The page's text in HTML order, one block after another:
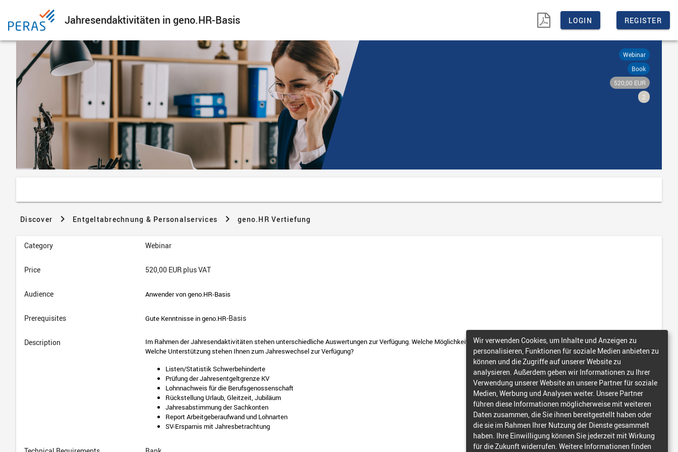
Jahresendaktivitäten in geno.HR-Basis  LOGIN REGISTER
Webinar
Book
520,00 EUR
2
Discover Entgeltabrechnung & Personalservices geno.HR Vertiefung
Category Webinar
Price 520,00 EUR plus VAT
Audience Anwender von geno.HR-Basis
Prerequisites Gute Kenntnisse in geno.HR-Basis
Description
Im Rahmen der Jahresendaktivitäten stehen unterschiedliche Auswertungen zur Verfügung. Welche Möglichkeiten bestehen für die Auswertung von Kosten oder Lohnarten?
Welche Unterstützung stehen Ihnen zum Jahreswechsel zur Verfügung?
Listen/Statistik Schwerbehinderte
Prüfung der Jahresentgeltgrenze KV
Lohnnachweis für die Berufsgenossenschaft
Rückstellung Urlaub, Gleitzeit, Jubiläum
Jahresabstimmung der Sachkonten
Report Arbeitgeberaufwand und Lohnarten
SV-Ersparnis mit Jahresbetrachtung
Wir verwenden Cookies, um Inhalte und Anzeigen zu
personalisieren, Funktionen für soziale Medien anbieten zu
können und die Zugriffe auf unserer Website zu
analysieren. Außerdem geben wir Informationen zu Ihrer
Verwendung unserer Website an unsere Partner für soziale
Medien, Werbung und Analysen weiter. Unsere Partner
führen diese Informationen möglicherweise mit weiteren
Daten zusammen, die Sie ihnen bereitgestellt haben oder
die sie im Rahmen Ihrer Nutzung der Dienste gesammelt
haben. Ihre Einwilligung können Sie jederzeit mit Wirkung
für die Zukunft widerrufen. Weitere Informationen finden